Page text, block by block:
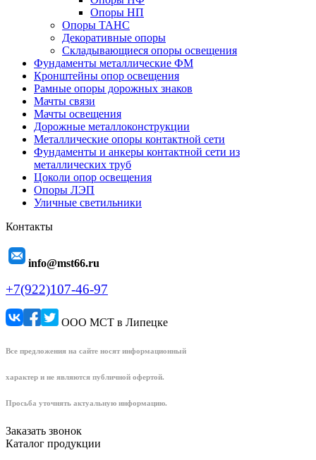
Опоры НП
Опоры ТАНС
Декоративные опоры
Складывающиеся опоры освещения
Фундаменты металлические ФМ
Кронштейны опор освещения
Рамные опоры дорожных знаков
Мачты связи
Мачты освещения
Дорожные металлоконструкции
Металлические опоры контактной сети
Фундаменты и анкеры контактной сети из
металлических труб
Цоколи опор освещения
Опоры ЛЭП
Уличные светильники
Контакты
info@mst66.ru
+7(922)107-46-97
ООО МСТ в Липецке
Все предложения на сайте носят информационный
характер и не являются публичной офертой.
Просьба уточнять актуальную информацию.
Заказать звонок
Каталог продукции